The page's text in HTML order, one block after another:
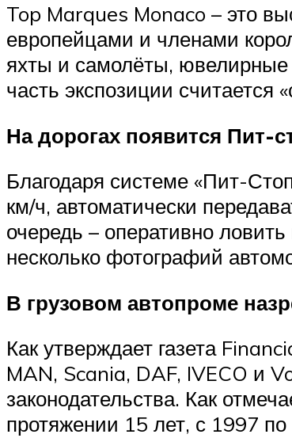
Top Marques Monaco – это
европейцами и членами
яхты и самолёты, ювелирные
часть экспозиции
На дорогах появится Пит-
Благодаря системе «Пит-
км/ч, автоматически
очередь – оперативно
несколько фотографий
В грузовом автопроме
Как утверждает газета
MAN, Scania, DAF, IVECO и
законодательства. Как
протяжении 15 лет, с 1997